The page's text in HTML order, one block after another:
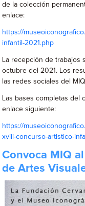
de la colección
enlace:
https://
infantil-2021.php
La recepción de
octubre del 2021. Los
las redes sociales del
Las bases completas
enlace siguiente:
https://
xviii-concurso-artistico-
Convoca MIQ
de Artes